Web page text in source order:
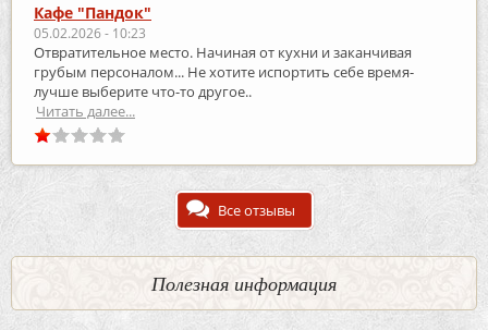
Кафе "Пандок"
05.02.2026 - 10:23
Отвратительное место. Начиная от кухни и заканчивая
грубым персоналом... Не хотите испортить себе время-
лучше выберите что-то другое..
Читать далее...
Все отзывы
Полезная информация